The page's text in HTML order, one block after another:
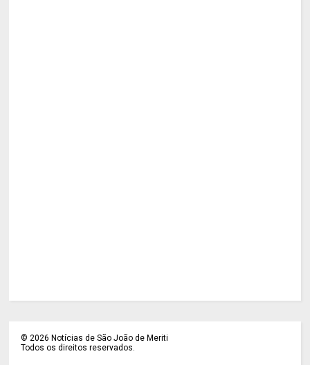
©2026 Notícias de São João de Meriti
Todos os direitos reservados.